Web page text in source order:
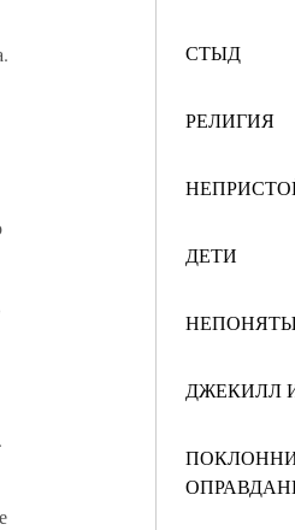
СТЫД
РЕЛИГИЯ
ДЕТИ
ДЖЕКИЛЛ